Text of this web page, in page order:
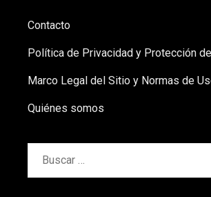
Contacto
Política de Privacidad y Protección
Marco Legal del Sitio y Normas de
Quiénes somos